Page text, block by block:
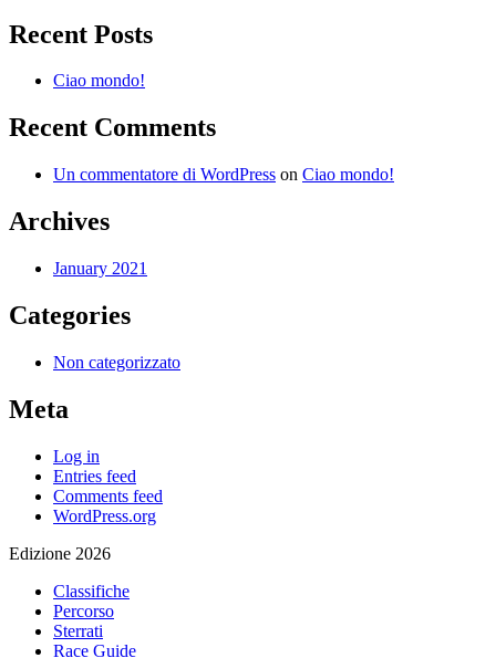
Recent Posts
Ciao mondo!
Recent Comments
Un commentatore di WordPress on Ciao mondo!
Archives
January 2021
Categories
Non categorizzato
Meta
Log in
Entries feed
Comments feed
WordPress.org
Edizione 2026
Classifiche
Percorso
Sterrati
Race Guide